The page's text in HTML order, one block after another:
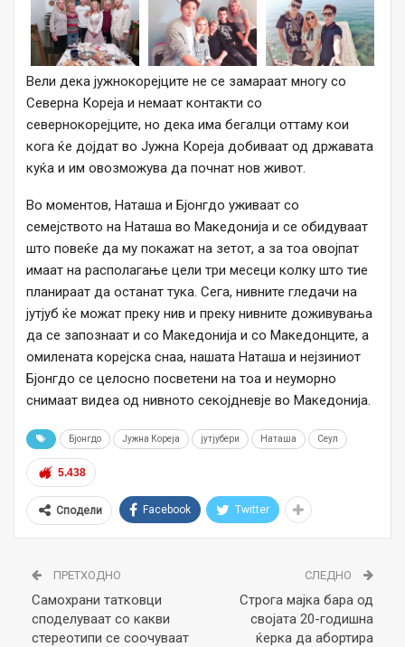
Вели дека јужнокорејците не се замараат многу со
Северна Кореја и немаат контакти со
севернокорејците, но дека има бегалци оттаму кои
кога ќе дојдат во Јужна Кореја добиваат од државата
куќа и им овозможува да почнат нов живот.
Во моментов, Наташа и Бјонгдо уживаат со
семејството на Наташа во Македонија и се обидуваат
што повеќе да му покажат на зетот, а за тоа овојпат
имаат на располагање цели три месеци колку што тие
планираат да останат тука. Сега, нивните гледачи на
јутјуб ќе можат преку нив и преку нивните доживувања
да се запознаат и со Македонија и со Македонците, а
омилената корејска снаа, нашата Наташа и нејзиниот
Бјонгдо се целосно посветени на тоа и неуморно
снимаат видеа од нивното секојдневје во Македонија.
Бјонгдо Јужна Кореја јутјубери Наташа Сеул
5.438
Сподели Facebook Twitter
ПРЕТХОДНО
Самохрани татковци
споделуваат со какви
стереотипи се соочуваат
СЛЕДНО
Строга мајка бара од
својата 20-годишна
ќерка да абортира